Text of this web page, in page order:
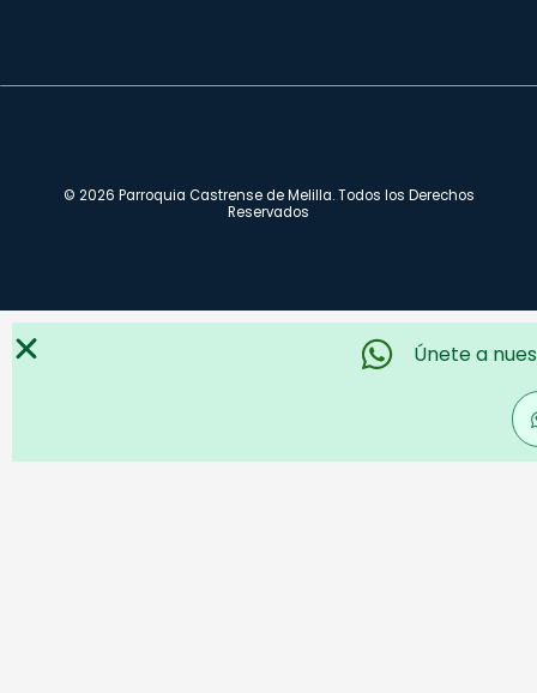
© 2026 Parroquia Castrense de Melilla. Todos los Derechos
Reservados
Únete a